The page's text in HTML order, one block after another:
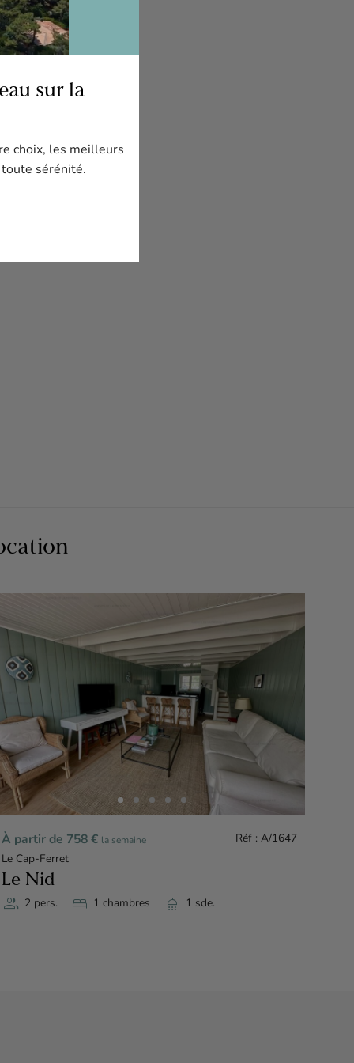
sur la
choix, les meilleurs
sérénité.
À partir de 758 € la semaine Réf : A/1647
Le Cap-Ferret
Le Nid
group 2 pers. bed 1 chambres shower 1 sde.